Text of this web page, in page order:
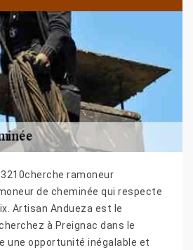
ramoneur
de cheminée qui respecte
Artisan Andueza est le
à Preignac dans le
une opportunité inégalable et